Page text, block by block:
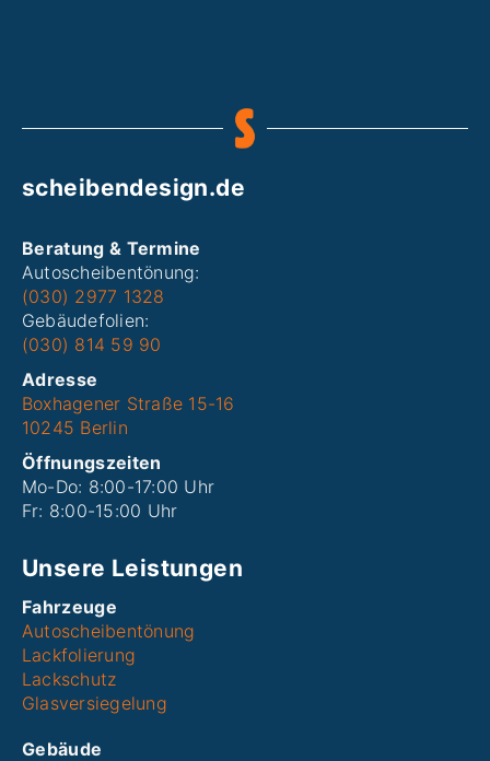
scheibendesign.de
Beratung & Termine
Autoscheibentönung:
(030) 2977 1328
Gebäudefolien:
(030) 814 59 90
Adresse
Boxhagener Straße 15-16
10245 Berlin
Öffnungszeiten
Mo-Do: 8:00-17:00 Uhr
Fr: 8:00-15:00 Uhr
Unsere Leistungen
Fahrzeuge
Autoscheibentönung
Lackfolierung
Lackschutz
Glasversiegelung
Gebäude